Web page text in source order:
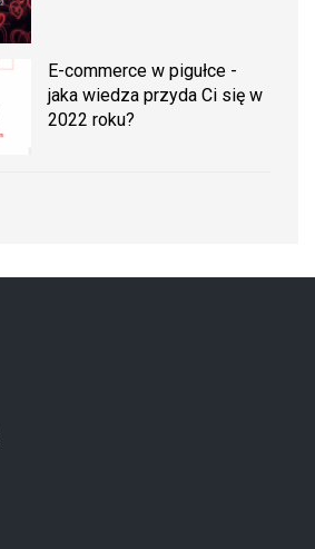
E-commerce w pigułce -
jaka wiedza przyda Ci się w
2022 roku?